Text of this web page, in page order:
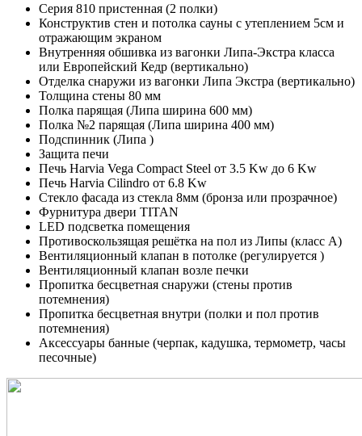
Серия 810 пристенная (2 полки)
Конструктив стен и потолка сауны с утеплением 5см и
отражающим экраном
Внутренняя обшивка из вагонки Липа-Экстра класса
или Европейский Кедр (вертикально)
Отделка снаружи из вагонки Липа Экстра (вертикально)
Толщина стены 80 мм
Полка парящая (Липа ширина 600 мм)
Полка №2 парящая (Липа ширина 400 мм)
Подспинник (Липа )
Защита печи
Печь Harvia Vega Compact Steel от 3.5 Kw до 6 Kw
Печь Harvia Cilindro от 6.8 Kw
Стекло фасада из стекла 8мм (бронза или прозрачное)
Фурнитура двери TITAN
LED подсветка помещения
Противоскользящая решётка на пол из Липы (класс А)
Вентиляционный клапан в потолке (регулируется )
Вентиляционный клапан возле печки
Пропитка бесцветная снаружи (стены против
потемнения)
Пропитка бесцветная внутри (полки и пол против
потемнения)
Аксессуары банные (черпак, кадушка, термометр, часы
песочные)